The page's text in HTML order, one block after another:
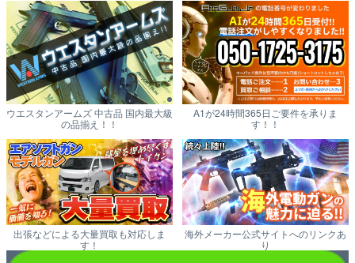
ウエスタンアームズ 中古品 国内最大級
の品揃え！！
A1が24時間365日ご要件を承りま
す！！
出張などによる大量買取も対応しま
す！
海外メーカー公式サイトへのリンクあ
り